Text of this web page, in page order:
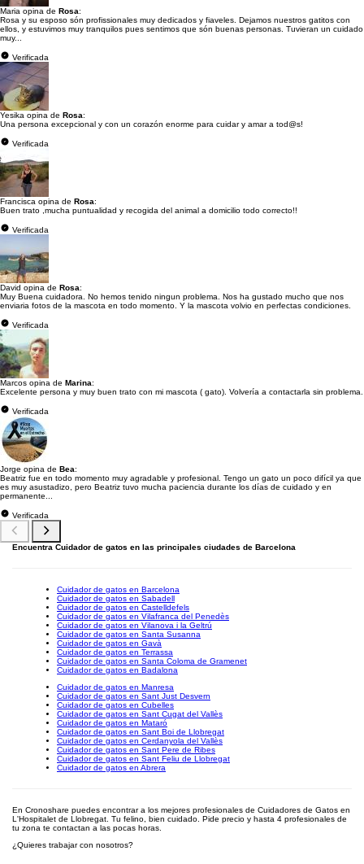
Maria opina de Rosa:
Rosa y su esposo són profissionales muy dedicados y fiaveles. Dejamos nuestros gatitos con
ellos, y estuvimos muy tranquilos pues sentimos que són buenas personas. Tuvieran un cuidado
muy...
Verificada
Yesika opina de Rosa:
Una persona excepcional y con un corazón enorme para cuidar y amar a tod@s!
Verificada
Francisca opina de Rosa:
Buen trato ,mucha puntualidad y recogida del animal a domicilio todo correcto!!
Verificada
David opina de Rosa:
Muy Buena cuidadora. No hemos tenido ningun problema. Nos ha gustado mucho que nos
enviaria fotos de la mascota en todo momento. Y la mascota volvio en perfectas condiciones.
Verificada
Marcos opina de Marina:
Excelente persona y muy buen trato con mi mascota ( gato). Volvería a contactarla sin problema.
Verificada
Jorge opina de Bea:
Beatriz fue en todo momento muy agradable y profesional. Tengo un gato un poco difícil ya que
es muy asustadizo, pero Beatriz tuvo mucha paciencia durante los días de cuidado y en
permanente...
Verificada
Encuentra Cuidador de gatos en las principales ciudades de Barcelona
Cuidador de gatos en Barcelona
Cuidador de gatos en Sabadell
Cuidador de gatos en Castelldefels
Cuidador de gatos en Vilafranca del Penedès
Cuidador de gatos en Vilanova i la Geltrú
Cuidador de gatos en Santa Susanna
Cuidador de gatos en Gavà
Cuidador de gatos en Terrassa
Cuidador de gatos en Santa Coloma de Gramenet
Cuidador de gatos en Badalona
Cuidador de gatos en Manresa
Cuidador de gatos en Sant Just Desvern
Cuidador de gatos en Cubelles
Cuidador de gatos en Sant Cugat del Vallès
Cuidador de gatos en Mataró
Cuidador de gatos en Sant Boi de Llobregat
Cuidador de gatos en Cerdanyola del Vallès
Cuidador de gatos en Sant Pere de Ribes
Cuidador de gatos en Sant Feliu de Llobregat
Cuidador de gatos en Abrera
En Cronoshare puedes encontrar a los mejores profesionales de Cuidadores de Gatos en
L'Hospitalet de Llobregat. Tu felino, bien cuidado. Pide precio y hasta 4 profesionales de
tu zona te contactan a las pocas horas.
¿Quieres trabajar con nosotros?